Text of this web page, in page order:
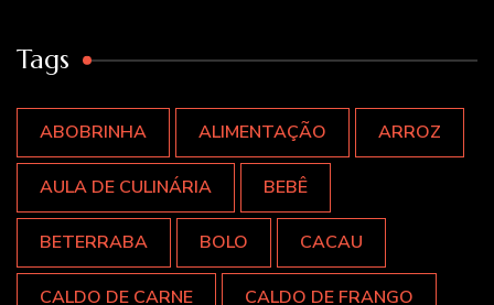
Tags
ABOBRINHA ALIMENTAÇÃO ARROZ
AULA DE CULINÁRIA BEBÊ
BETERRABA BOLO CACAU
CALDO DE CARNE CALDO DE FRANGO